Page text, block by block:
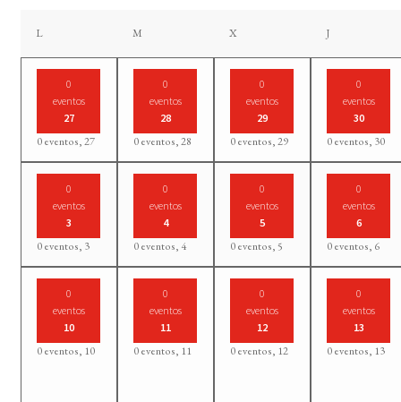
Llunes Mmartes Xmiércoles Jjueves
0
eventos
27
0 eventos,27
0
eventos
28
0 eventos,28
0
eventos
29
0 eventos,29
0
eventos
30
0 eventos, 30
0
eventos
3
0 eventos, 3
0
eventos
4
0 eventos, 4
0
eventos
5
0 eventos,5
0
eventos
6
0 eventos, 6
0
eventos
10
0 eventos, 10
0
eventos
11
0 eventos, 11
0
eventos
12
0 eventos, 12
0
eventos
13
0 eventos, 13